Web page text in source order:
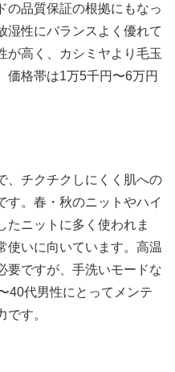
の品質保証の根拠にもなっ
湿性にバランスよく優れて
が高く、カシミヤより毛玉
価格帯は1万5千円〜6万円
、チクチクしにくく肌への
す。春・秋のニットやハイ
たニットに多く使われま
使いに向いています。高温
要ですが、手洗いモードな
40代男性にとってメンテ
す。